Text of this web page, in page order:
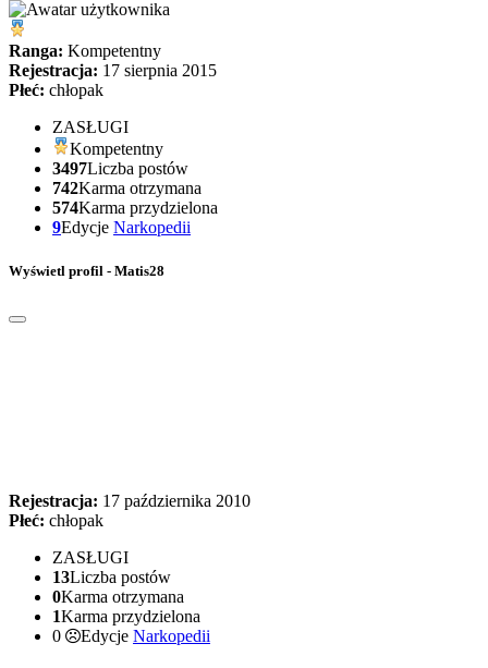
Ranga: Kompetentny
Rejestracja: 17 sierpnia 2015
Płeć: chłopak
ZASŁUGI
Kompetentny
3497Liczba postów
742Karma otrzymana
574Karma przydzielona
9Edycje Narkopedii
Wyświetl profil - Matis28
Rejestracja: 17 października 2010
Płeć: chłopak
ZASŁUGI
13Liczba postów
0Karma otrzymana
1Karma przydzielona
0
Edycje Narkopedii